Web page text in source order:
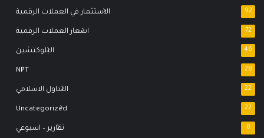
الاستثمار في العملات الرقمية 92
اسعار العملات الرقمية 72
البلوكتشين 46
NFT 28
التداول الاسلامي 22
Uncategorized 22
تقارير – اسبوعي 8